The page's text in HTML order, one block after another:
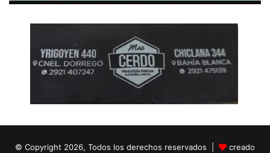
© Copyright 2026, Todos los derechos reservados | creado